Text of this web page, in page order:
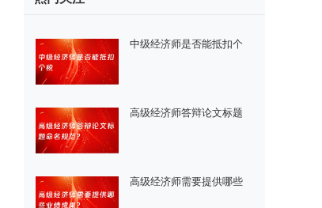
中级经济师是否能抵扣个
高级经济师答辩论文标题
高级经济师需要提供哪些